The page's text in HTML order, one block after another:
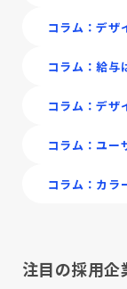
コラム：デザ
コラム：給与
コラム：デザ
コラム：ユー
コラム：カラ
注目の採用企